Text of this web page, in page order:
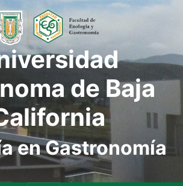
de Baja
en Gastronomía